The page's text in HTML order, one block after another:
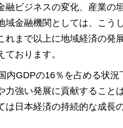
ビジネスの変化、産業の
域金融機関としては、こう
れまで以上に地域経済の発
おります。
内GDPの16％を占める状況
強い発展に貢献すること
は日本経済の持続的な成長